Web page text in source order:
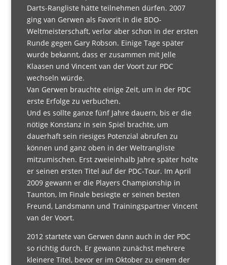
Darts-Rangliste hätte teilnehmen dürfen. 2007
ging van Gerwen als Favorit in die BDO-
Weltmeisterschaft, verlor aber schon in der ersten
Runde gegen Gary Robson. Einige Tage später
wurde bekannt, dass er zusammen mit Jelle
Klaasen und Vincent van der Voort zur PDC
wechseln würde.
Van Gerwen brauchte einige Zeit, um in der PDC
erste Erfolge zu verbuchen.
Und es sollte ganze fünf Jahre dauern, bis er die
nötige Konstanz in sein Spiel brachte, um
dauerhaft sein riesiges Potenzial abrufen zu
können und ganz oben in der Weltrangliste
mitzumischen. Erst zweieinhalb Jahre später holte
er seinen ersten Titel auf der PDC-Tour. Im April
2009 gewann er die Players Championship in
Taunton, Im Finale besiegte er seinen besten
Freund, Landsmann und Trainingspartner Vincent
van der Voort.
2012 startete van Gerwen dann auch in der PDC
so richtig durch. Er gewann zunächst mehrere
kleinere Titel, bevor er im Oktober zu einem der